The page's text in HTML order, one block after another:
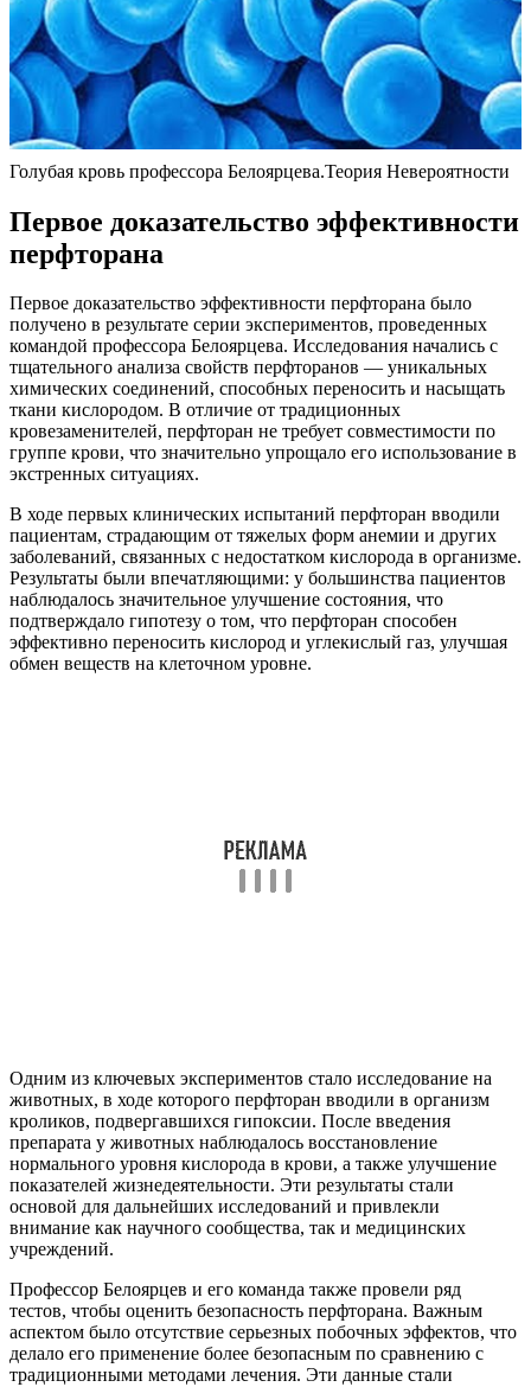
Голубая кровь профессора Белоярцева.Теория Невероятности
Первое доказательство эффективности
перфторана
Первое доказательство эффективности перфторана было
получено в результате серии экспериментов, проведенных
командой профессора Белоярцева. Исследования начались с
тщательного анализа свойств перфторанов — уникальных
химических соединений, способных переносить и насыщать
ткани кислородом. В отличие от традиционных
кровезаменителей, перфторан не требует совместимости по
группе крови, что значительно упрощало его использование в
экстренных ситуациях.
В ходе первых клинических испытаний перфторан вводили
пациентам, страдающим от тяжелых форм анемии и других
заболеваний, связанных с недостатком кислорода в организме.
Результаты были впечатляющими: у большинства пациентов
наблюдалось значительное улучшение состояния, что
подтверждало гипотезу о том, что перфторан способен
эффективно переносить кислород и углекислый газ, улучшая
обмен веществ на клеточном уровне.
Одним из ключевых экспериментов стало исследование на
животных, в ходе которого перфторан вводили в организм
кроликов, подвергавшихся гипоксии. После введения
препарата у животных наблюдалось восстановление
нормального уровня кислорода в крови, а также улучшение
показателей жизнедеятельности. Эти результаты стали
основой для дальнейших исследований и привлекли
внимание как научного сообщества, так и медицинских
учреждений.
Профессор Белоярцев и его команда также провели ряд
тестов, чтобы оценить безопасность перфторана. Важным
аспектом было отсутствие серьезных побочных эффектов, что
делало его применение более безопасным по сравнению с
традиционными методами лечения. Эти данные стали